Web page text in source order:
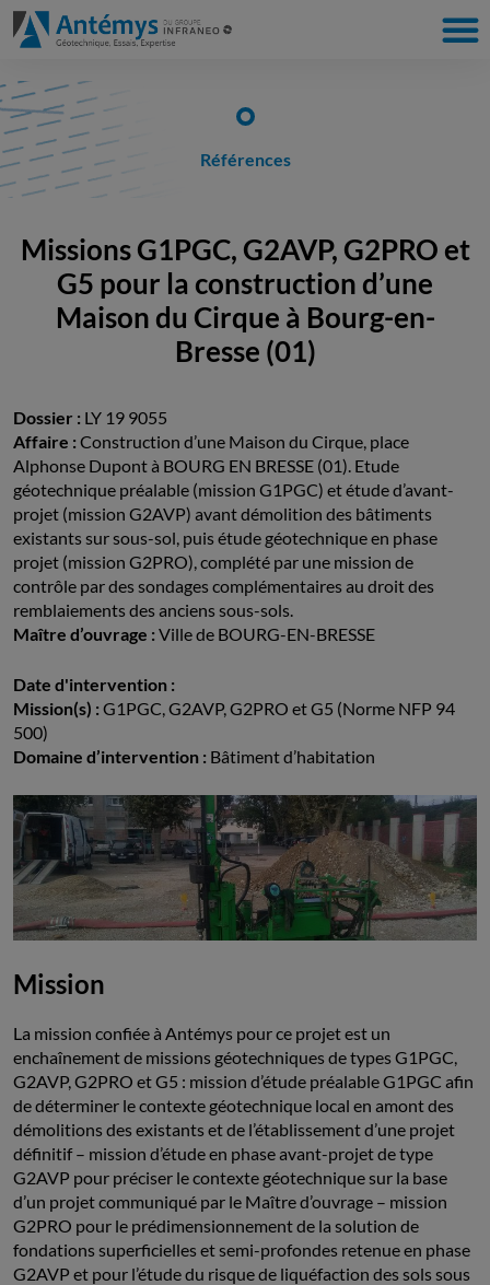
Références
Missions G1PGC, G2AVP, G2PRO et
G5 pour la construction d’une
Maison du Cirque à Bourg-en-
Bresse (01)
Dossier : LY 19 9055
Affaire : Construction d’une Maison du Cirque, place
Alphonse Dupont à BOURG EN BRESSE (01). Etude
géotechnique préalable (mission G1PGC) et étude d’avant-
projet (mission G2AVP) avant démolition des bâtiments
existants sur sous-sol, puis étude géotechnique en phase
projet (mission G2PRO), complété par une mission de
contrôle par des sondages complémentaires au droit des
remblaiements des anciens sous-sols.
Maître d’ouvrage : Ville de BOURG-EN-BRESSE
Date d'intervention :
Mission(s) : G1PGC, G2AVP, G2PRO et G5 (Norme NFP 94
500)
Domaine d’intervention : Bâtiment d’habitation
Mission
La mission confiée à Antémys pour ce projet est un
enchaînement de missions géotechniques de types G1PGC,
G2AVP, G2PRO et G5 : mission d’étude préalable G1PGC afin
de déterminer le contexte géotechnique local en amont des
démolitions des existants et de l’établissement d’une projet
définitif – mission d’étude en phase avant-projet de type
G2AVP pour préciser le contexte géotechnique sur la base
d’un projet communiqué par le Maître d’ouvrage – mission
G2PRO pour le prédimensionnement de la solution de
fondations superficielles et semi-profondes retenue en phase
G2AVP et pour l’étude du risque de liquéfaction des sols sous